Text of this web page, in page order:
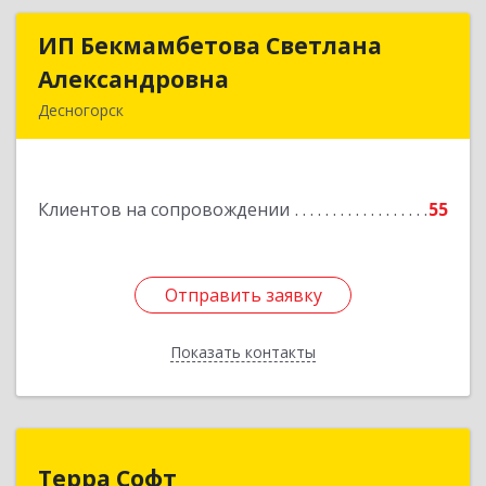
ИП Бекмамбетова Светлана
Александровна
Десногорск
Клиентов на сопровождении 55
Отправить заявку
Показать контакты
ИП Бекмамбетова Светлана
Подробнее
Отправить заявку
Назад
Терра Софт